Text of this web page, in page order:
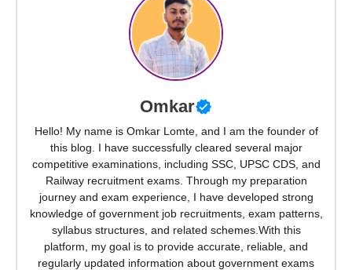
Omkar
Hello! My name is Omkar Lomte, and I am the founder of
this blog. I have successfully cleared several major
competitive examinations, including SSC, UPSC CDS, and
Railway recruitment exams. Through my preparation
journey and exam experience, I have developed strong
knowledge of government job recruitments, exam patterns,
syllabus structures, and related schemes.With this
platform, my goal is to provide accurate, reliable, and
regularly updated information about government exams